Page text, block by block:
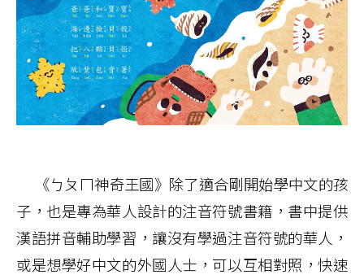
《ㄅㄆㄇ神奇王國》除了適合剛開始學中文的孩
子，也是專為華人設計的注音符號書籍，書中提供
漢語拼音輔助學習，讓沒有學過注音符號的華人，
或是想學好中文的外國人士，可以互相對照，快速